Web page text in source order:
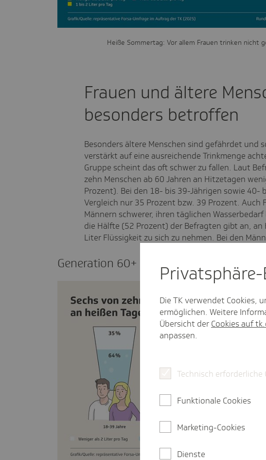
Heiße Sommertag: Vor allem Frauen trinken nicht
Frauen und ältere
besonders betroffen
Besonders ältere Menschen sind gefährdet und
verstärkt auf eine ausreichende Trinkmenge
Gruppe scheint das oft schwer zu fallen. Laut
zehn Menschen ab 60 Jahren an Hitzetagen
Prozent). Bei den 18- bis 39-Jährigen sowie 40-
Vergleich nur 35 Prozent bzw. 39 Prozent. Auch
Männern schwerer, ihren täglichen
die Hälfte (52 Prozent) der Befragten gibt an,
Liter Flüssigkeit zu sich zu nehmen. Bei den
Gene­ra­tion 60+ trinkt zu wenig bei Hitze
Die TK verwendet Cookies,
ermöglichen. Weitere
Übersicht der Cookies auf
anpassen.
Technisch erforderliche
Funktionale Cookies
Marketing-Cookies
Dienste